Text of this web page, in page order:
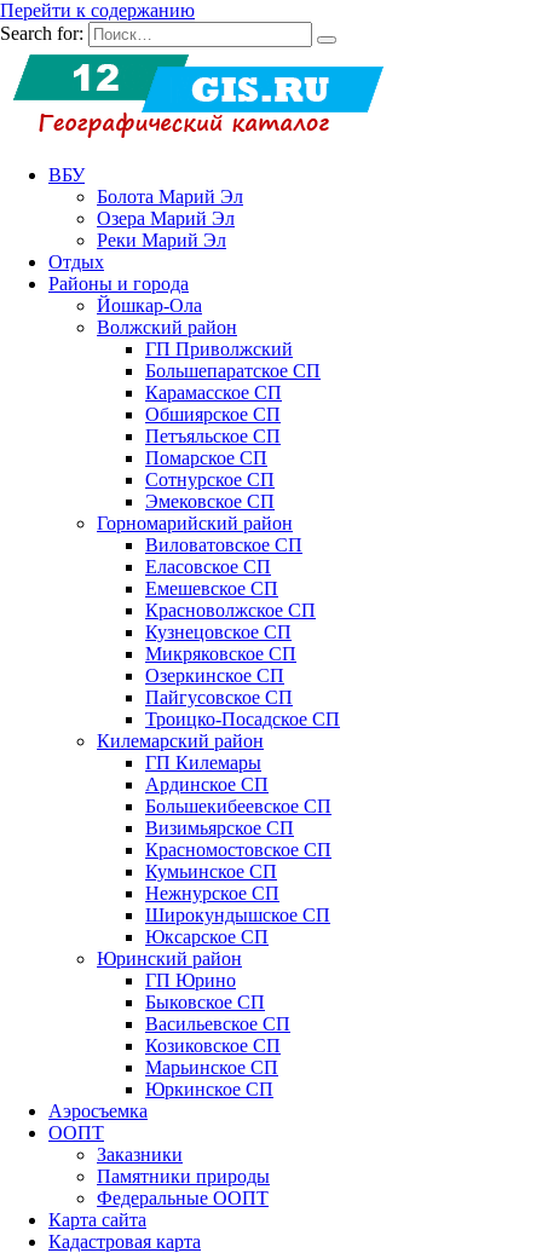
Перейти к содержанию
Search for:
ВБУ
Болота Марий Эл
Озера Марий Эл
Реки Марий Эл
Отдых
Районы и города
Йошкар-Ола
Волжский район
ГП Приволжский
Большепаратское СП
Карамасское СП
Обшиярское СП
Петъяльское СП
Помарское СП
Сотнурское СП
Эмековское СП
Горномарийский район
Виловатовское СП
Еласовское СП
Емешевское СП
Красноволжское СП
Кузнецовское СП
Микряковское СП
Озеркинское СП
Пайгусовское СП
Троицко-Посадское СП
Килемарский район
ГП Килемары
Ардинское СП
Большекибеевское СП
Визимьярское СП
Красномостовское СП
Кумьинское СП
Нежнурское СП
Широкундышское СП
Юксарское СП
Юринский район
ГП Юрино
Быковское СП
Васильевское СП
Козиковское СП
Марьинское СП
Юркинское СП
Аэросъемка
ООПТ
Заказники
Памятники природы
Федеральные ООПТ
Карта сайта
Кадастровая карта